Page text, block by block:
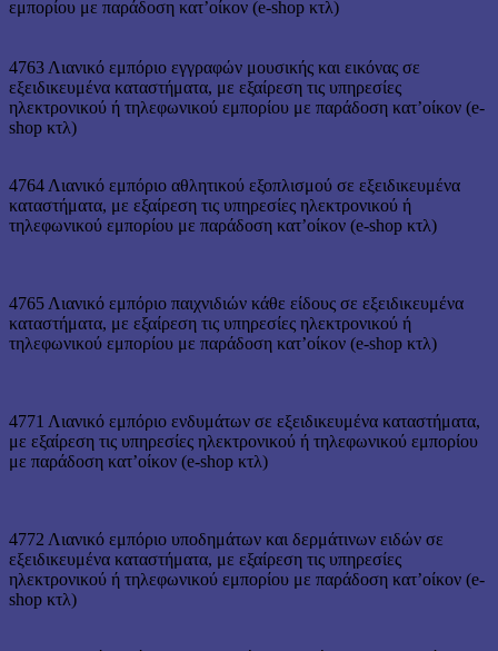
εμπορίου με παράδοση κατ’οίκον (e-shop κτλ)
4763 Λιανικό εμπόριο εγγραφών μουσικής και εικόνας σε
εξειδικευμένα καταστήματα, με εξαίρεση τις υπηρεσίες
ηλεκτρονικού ή τηλεφωνικού εμπορίου με παράδοση κατ’οίκον (e-
shop κτλ)
4764 Λιανικό εμπόριο αθλητικού εξοπλισμού σε εξειδικευμένα
καταστήματα, με εξαίρεση τις υπηρεσίες ηλεκτρονικού ή
τηλεφωνικού εμπορίου με παράδοση κατ’οίκον (e-shop κτλ)
4765 Λιανικό εμπόριο παιχνιδιών κάθε είδους σε εξειδικευμένα
καταστήματα, με εξαίρεση τις υπηρεσίες ηλεκτρονικού ή
τηλεφωνικού εμπορίου με παράδοση κατ’οίκον (e-shop κτλ)
4771 Λιανικό εμπόριο ενδυμάτων σε εξειδικευμένα καταστήματα,
με εξαίρεση τις υπηρεσίες ηλεκτρονικού ή τηλεφωνικού εμπορίου
με παράδοση κατ’οίκον (e-shop κτλ)
4772 Λιανικό εμπόριο υποδημάτων και δερμάτινων ειδών σε
εξειδικευμένα καταστήματα, με εξαίρεση τις υπηρεσίες
ηλεκτρονικού ή τηλεφωνικού εμπορίου με παράδοση κατ’οίκον (e-
shop κτλ)